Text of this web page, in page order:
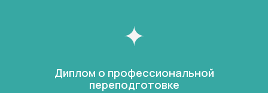
Диплом о профессиональной
переподготовке